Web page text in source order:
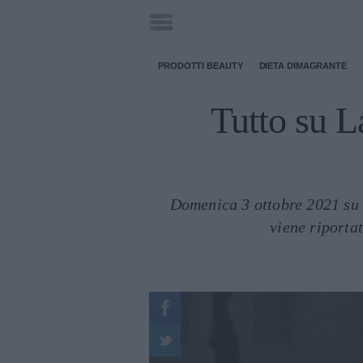
PRODOTTI BEAUTY DIETA DIMAGRANTE
Tutto su
Domenica 3 ottobre 2021
viene